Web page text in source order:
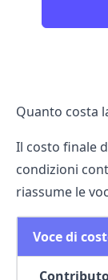
Quanto costa
Il costo finale
condizioni
riassume le
Voce di